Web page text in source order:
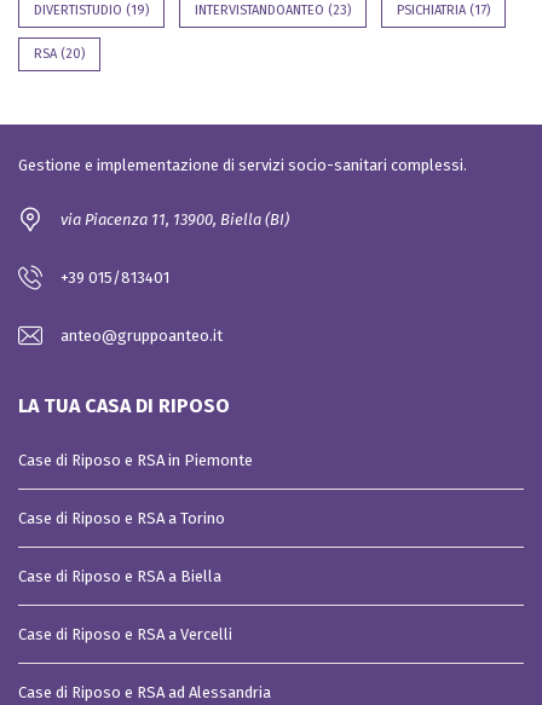
DIVERTISTUDIO (19) INTERVISTANDOANTEO (23) PSICHIATRIA (17)
RSA (20)
Gestione e implementazione di servizi socio-sanitari complessi.
via Piacenza 11, 13900, Biella (BI)
+39 015/813401
anteo@gruppoanteo.it
LA TUA CASA DI RIPOSO
Case di Riposo e RSA in Piemonte
Case di Riposo e RSA a Torino
Case di Riposo e RSA a Biella
Case di Riposo e RSA a Vercelli
Case di Riposo e RSA ad Alessandria